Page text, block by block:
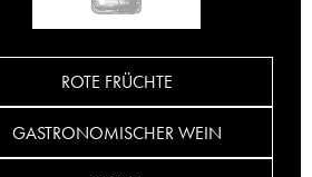
ROTE FRÜCHTE
GASTRONOMISCHER WEIN